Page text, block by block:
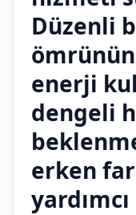
Düzenli
ömrünün
enerji
dengeli
erken